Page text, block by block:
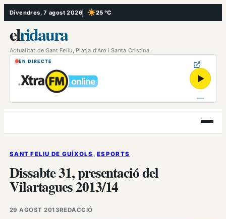
Vés
al
contingut
Divendres, 7 agost 2026 25 °C
, Cel serè
elridaura
Actualitat de Sant Feliu, Platja d’Aro i Santa Cristina.
EN DIRECTE
▶
Obre
el
SANT FELIU DE GUÍXOLS , ESPORTS
Dissabte 31, presentació del
Vilartagues 2013/14
29 AGOST 2013REDACCIÓ